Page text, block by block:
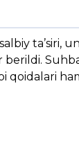
ta’siri,
qoidalari